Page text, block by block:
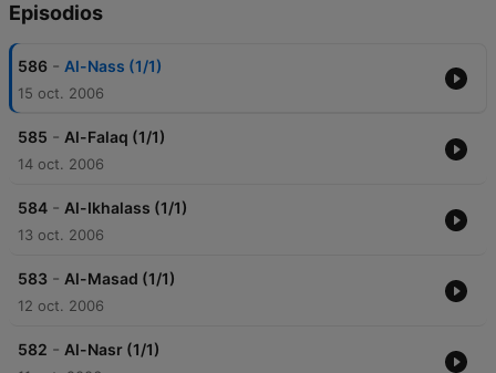
Episodios
586 - Al-Nass (1/1)
15 oct. 2006
585 - Al-Falaq (1/1)
14 oct. 2006
584 - Al-Ikhalass (1/1)
13 oct. 2006
583 - Al-Masad (1/1)
12 oct. 2006
582 - Al-Nasr (1/1)